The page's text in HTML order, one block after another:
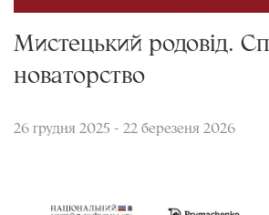
Мистецький родовід.
новаторство
26 грудня 2025 - 22 березеня 2026